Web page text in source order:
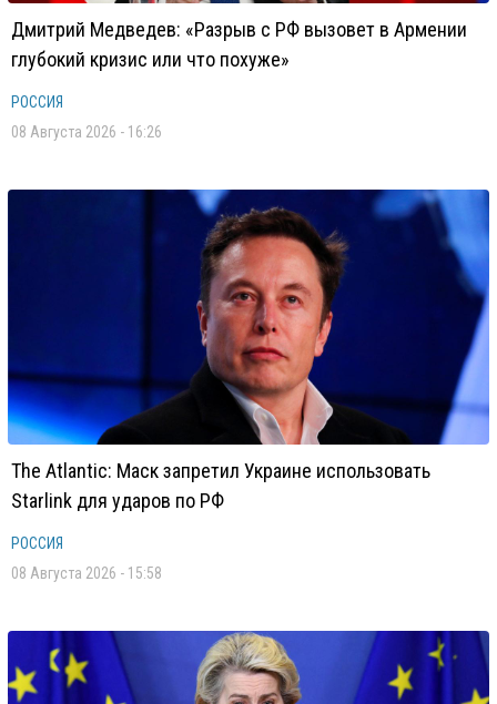
Дмитрий Медведев: «Разрыв с РФ вызовет в Армении
глубокий кризис или что похуже»
РОССИЯ
08 Августа 2026 - 16:26
The Atlantic: Маск запретил Украине использовать
Starlink для ударов по РФ
РОССИЯ
08 Августа 2026 - 15:58